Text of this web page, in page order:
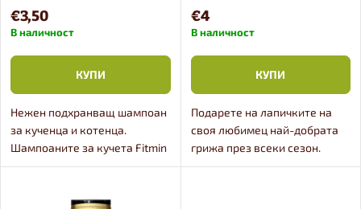
н
а
п
р
н
а
п
р
€3,50
В наличност
КУПИ
Нежен подхранващ шампоан
за кученца и котенца.
Шампоаните за кучета Fitmin
For Life са уникални по своя
изискванията за грижа за
€4
В наличност
КУПИ
Подарете на лапичките на
своя любимец най-добрата
грижа през всеки сезон.
Кремът за лапи Fitmin For Life